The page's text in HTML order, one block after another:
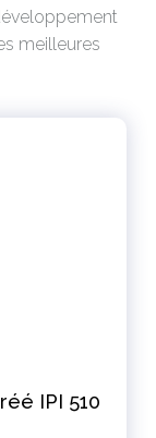
meilleures
IPI 510